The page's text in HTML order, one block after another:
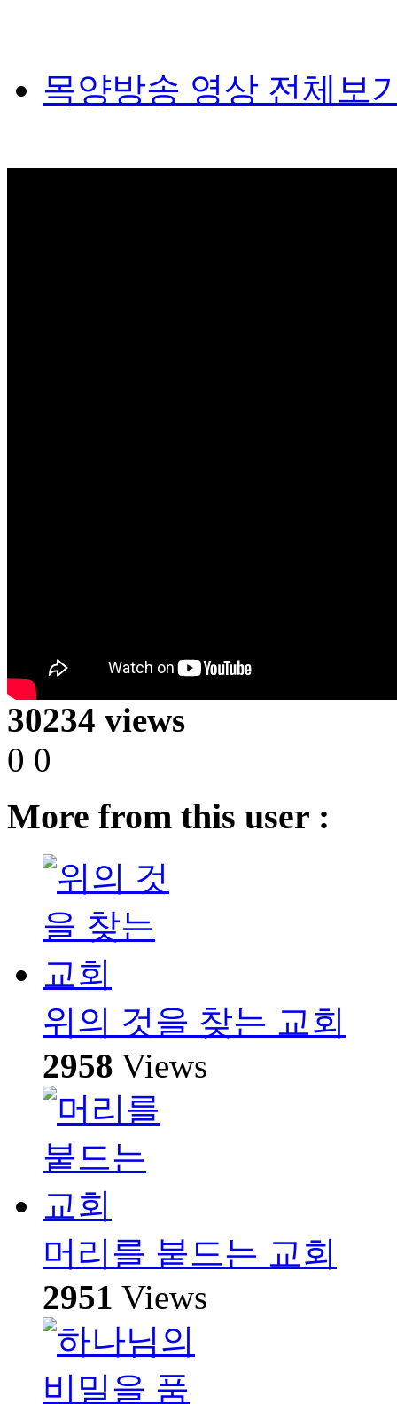
목양방송 영상 전체보
30234 views
0 0
More from this user :
위의 것을 찾는 교회
2958 Views
머리를 붙드는 교회
2951 Views